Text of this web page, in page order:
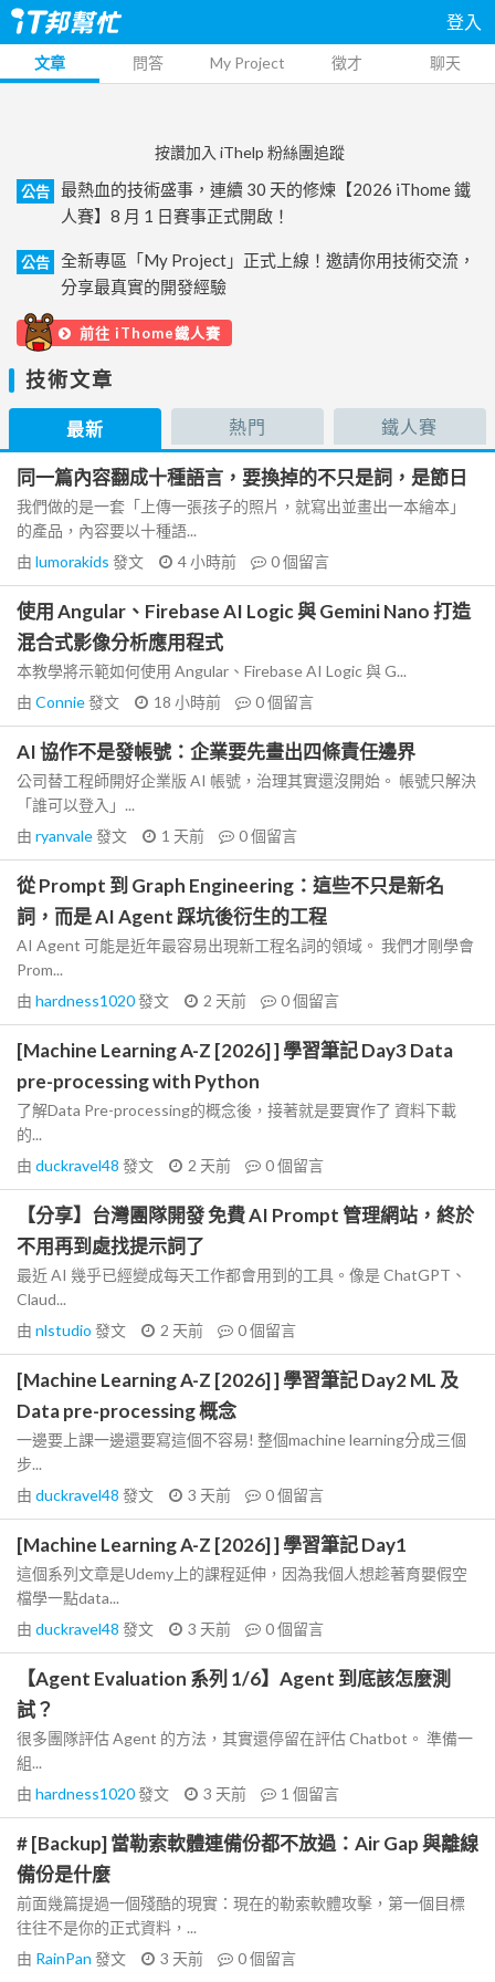
登入
文章 問答 My Project 徵才 聊天
按讚加入 iThelp 粉絲團追蹤
公告
最熱血的技術盛事，連續 30 天的修煉【2026 iThome 鐵
人賽】8 月 1 日賽事正式開啟！
公告
全新專區「My Project」正式上線！邀請你用技術交流，
分享最真實的開發經驗
前往 iThome鐵人賽
技術文章
最新 熱門 鐵人賽
同一篇內容翻成十種語言，要換掉的不只是詞，是節日
我們做的是一套「上傳一張孩子的照片，就寫出並畫出一本繪本」
的產品，內容要以十種語...
由 lumorakids 發文 4 小時前 0個留言
使用 Angular、Firebase AI Logic 與 Gemini Nano 打造
混合式影像分析應用程式
本教學將示範如何使用 Angular、Firebase AI Logic 與 G...
由 Connie發文 18 小時前 0個留言
AI 協作不是發帳號：企業要先畫出四條責任邊界
公司替工程師開好企業版 AI 帳號，治理其實還沒開始。 帳號只解決
「誰可以登入」...
由 ryanvale發文 1 天前 0個留言
從 Prompt 到 Graph Engineering：這些不只是新名
詞，而是 AI Agent 踩坑後衍生的工程
AI Agent 可能是近年最容易出現新工程名詞的領域。 我們才剛學會
Prom...
由 hardness1020發文 2 天前 0個留言
[Machine Learning A-Z [2026] ] 學習筆記 Day3 Data
pre-processing with Python
了解Data Pre-processing的概念後，接著就是要實作了 資料下載
的...
由 duckravel48 發文 2 天前 0個留言
【分享】台灣團隊開發 免費 AI Prompt 管理網站，終於
不用再到處找提示詞了
最近 AI 幾乎已經變成每天工作都會用到的工具。像是 ChatGPT、
Claud...
由 nlstudio 發文 2 天前 0個留言
[Machine Learning A-Z [2026] ] 學習筆記 Day2 ML 及
Data pre-processing 概念
一邊要上課一邊還要寫這個不容易! 整個machine learning分成三個
步...
由 duckravel48 發文 3 天前 0個留言
[Machine Learning A-Z [2026] ] 學習筆記 Day1
這個系列文章是Udemy上的課程延伸，因為我個人想趁著育嬰假空
檔學一點data...
由 duckravel48 發文 3 天前 0個留言
【Agent Evaluation 系列 1/6】Agent 到底該怎麼測
試？
很多團隊評估 Agent 的方法，其實還停留在評估 Chatbot。 準備一
組...
由 hardness1020發文 3 天前 1 個留言
# [Backup] 當勒索軟體連備份都不放過：Air Gap 與離線
備份是什麼
前面幾篇提過一個殘酷的現實：現在的勒索軟體攻擊，第一個目標
往往不是你的正式資料，...
由 RainPan 發文 3 天前 0個留言